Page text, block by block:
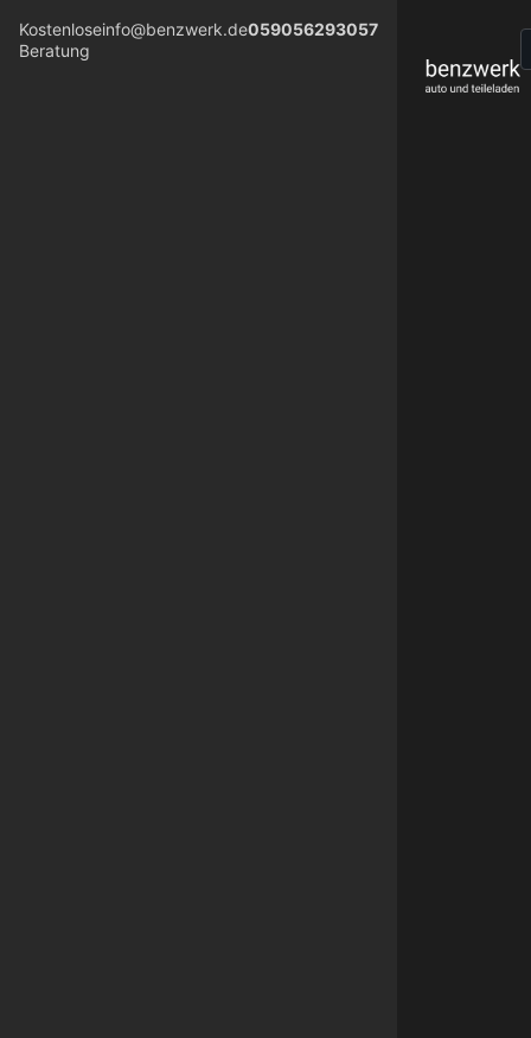
Kostenlose
Beratung
info@benzwerk.de059056293057